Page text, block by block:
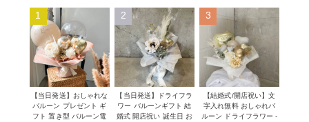
コンフェッティバルーン
フリンジバルーン
デコレーションセット
プロップスバルーン
開店・周年祝い
発表会・劇場
その他お祝い
クリスマス
Q&A
メッセージカード・電報について
オーダーメイドについて
セミオーダーについて
フリンジバルーンについて
1
【当日発送】おしゃれな
バルーン プレゼント ギ
フト 置き型 バルーン電
2
【当日発送】ドライフラ
ワー バルーンギフト 結
婚式 開店祝い 誕生日 お
3
【結婚式/開店祝い】文
字入れ無料 おしゃれバ
ルーン ドライフラワー -